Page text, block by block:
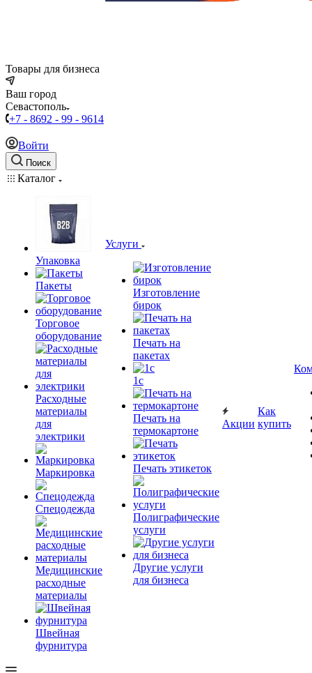
Товары для бизнеса
Ваш город
Севастополь
+7 - 8692 - 99 - 9614
Войти
Поиск
Каталог
Упаковка
Пакеты
Торговое
оборудование
Расходные
материалы
для
электрики
Маркировка
Спецодежда
Медицинские
расходные
материалы
Швейная
фурнитура
Услуги
Изготовление
бирок
Печать на
пакетах
1c
Печать на
термокартоне
Печать этикеток
Полиграфические
услуги
Другие услуги
для бизнеса
Акции
Как
купить